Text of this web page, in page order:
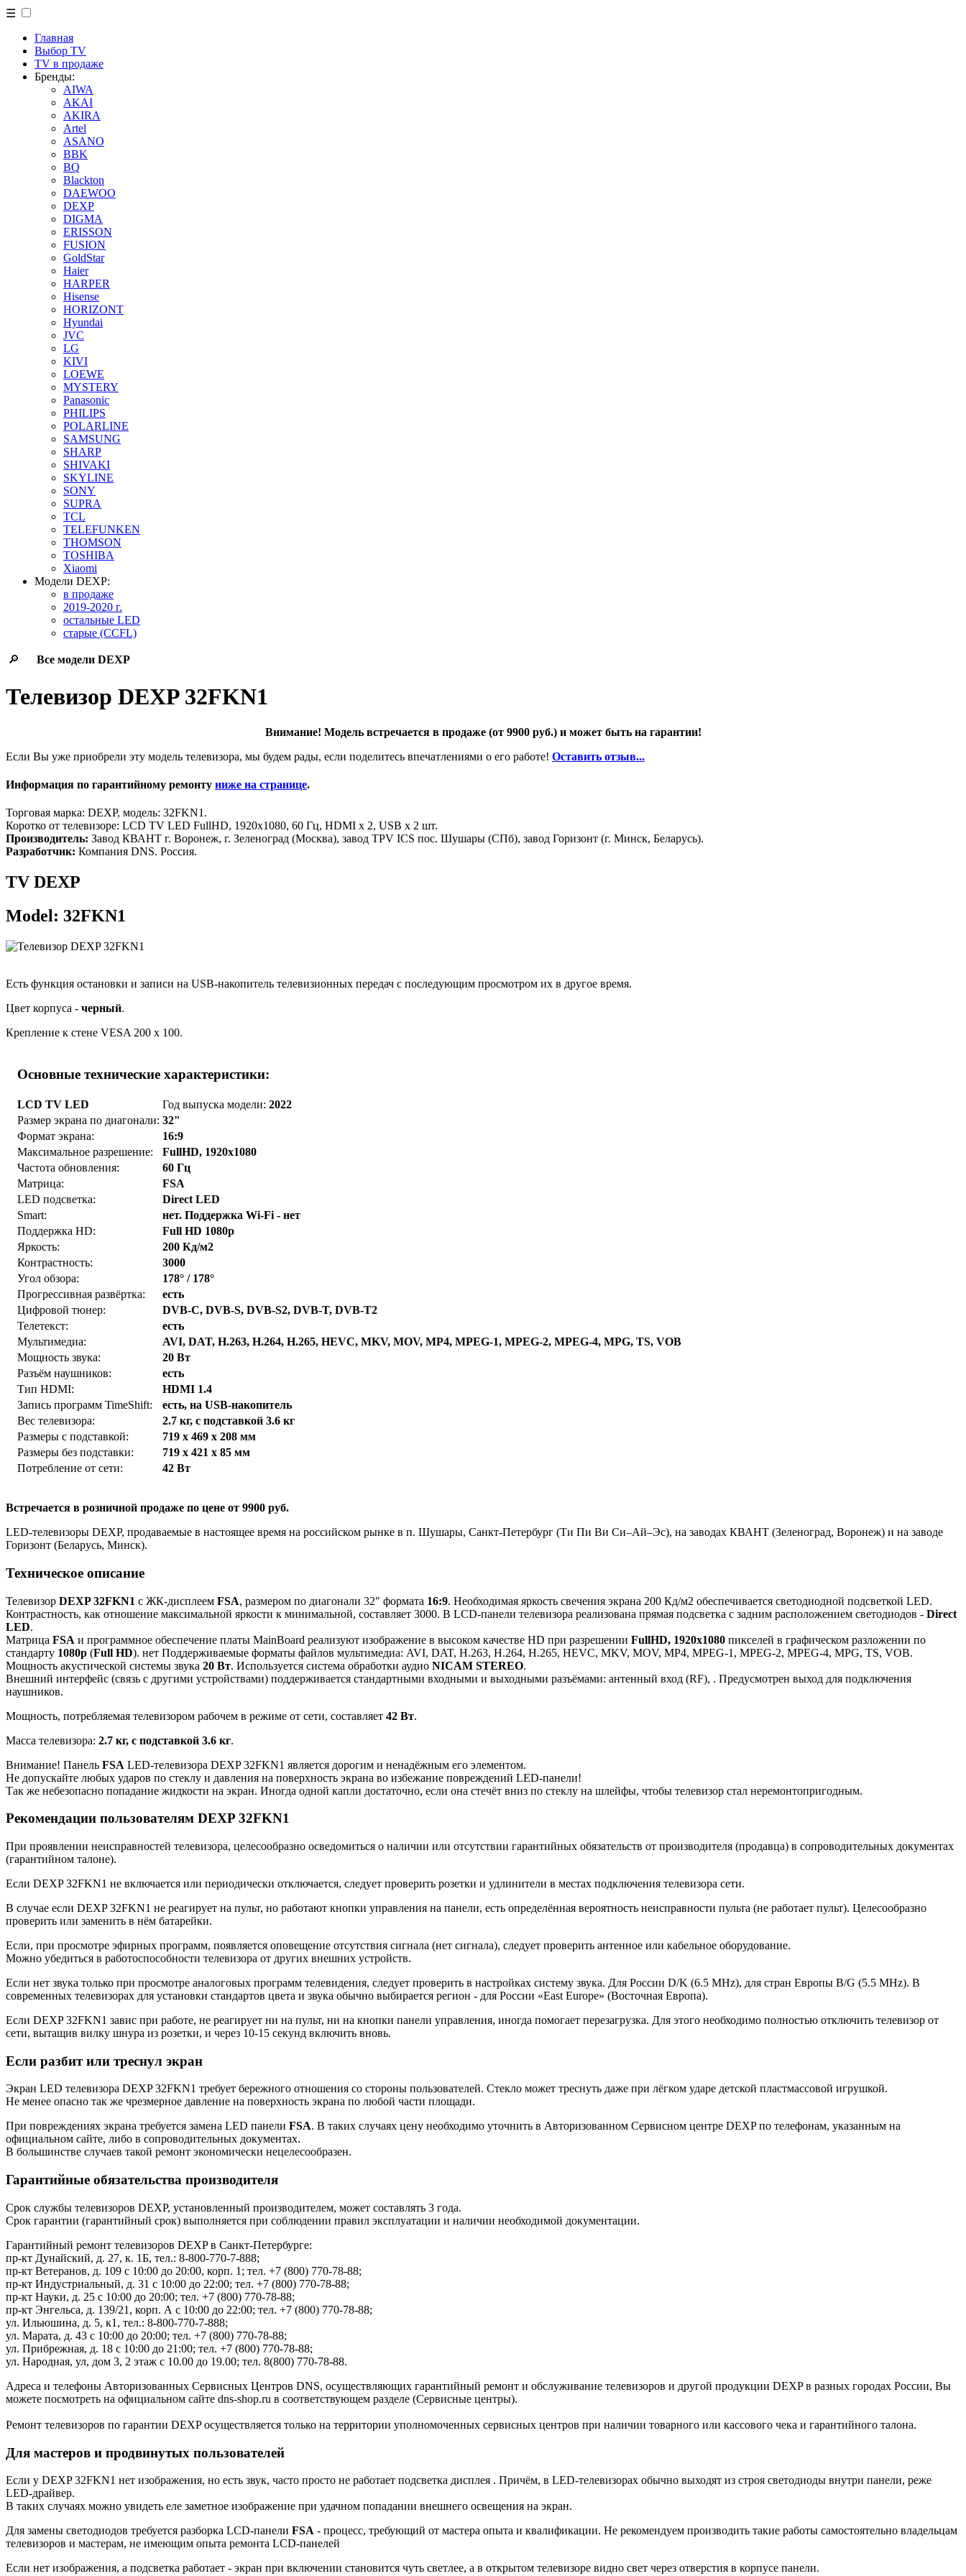
☰
Главная
Выбор TV
TV в продаже
Бренды:
AIWA
AKAI
AKIRA
Artel
ASANO
BBK
BQ
Blackton
DAEWOO
DEXP
DIGMA
ERISSON
FUSION
GoldStar
Haier
HARPER
Hisense
HORIZONT
Hyundai
JVC
LG
KIVI
LOEWE
MYSTERY
Panasonic
PHILIPS
POLARLINE
SAMSUNG
SHARP
SHIVAKI
SKYLINE
SONY
SUPRA
TCL
TELEFUNKEN
THOMSON
TOSHIBA
Xiaomi
Модели DEXP:
в продаже
2019-2020 г.
остальные LED
старые (CCFL)
🔎 Все модели DEXP
Телевизор DEXP 32FKN1
Внимание! Модель встречается в продаже (от 9900 руб.) и может быть на гарантии!
Если Вы уже приобрели эту модель телевизора, мы будем рады, если поделитесь впечатлениями о его работе! Оставить отзыв...
Информация по гарантийному ремонту ниже на странице.
Торговая марка: DEXP, модель: 32FKN1.
Коротко от телевизоре: LCD TV LED FullHD, 1920x1080, 60 Гц, HDMI х 2, USB х 2 шт.
Производитель: Завод КВАНТ г. Воронеж, г. Зеленоград (Москва), завод TPV ICS пос. Шушары (СПб), завод Горизонт (г. Минск, Беларусь).
Разработчик: Компания DNS. Россия.
TV DEXP
Model: 32FKN1
Есть функция остановки и записи на USB-накопитель телевизионных передач с последующим просмотром их в другое время.
Цвет корпуса - черный.
Крепление к стене VESA 200 x 100.
Основные технические характеристики:
LCD TV LED Год выпуска модели:2022
Размер экрана по диагонали: 32"
Формат экрана:
16:9
Максимальное разрешение:
FullHD, 1920x1080
Частота обновления:
60 Гц
Матрица:
FSA
LED подсветка:
Direct LED
Smart:
нет. Поддержка Wi-Fi - нет
Поддержка HD:
Full HD 1080p
Яркость:
200 Кд/м2
Контрастность:
3000
Угол обзора:
178° / 178°
Прогрессивная развёртка:
есть
Цифровой тюнер:
DVB-C, DVB-S, DVB-S2, DVB-T, DVB-T2
Телетекст:
есть
Мультимедиа:
AVI, DAT, H.263, H.264, H.265, HEVC, MKV, MOV, MP4, MPEG-1, MPEG-2, MPEG-4, MPG, TS, VOB
Мощность звука:
20 Вт
Разъём наушников:
есть
Тип HDMI:
HDMI 1.4
Запись программ TimeShift:
есть, на USB-накопитель
Вес телевизора:
2.7 кг, с подставкой 3.6 кг
Размеры с подставкой:
719 x 469 x 208 мм
Размеры без подставки:
719 x 421 x 85 мм
Потребление от сети:
42 Вт
Встречается в розничной продаже по цене от 9900 руб.
LED-телевизоры DEXP, продаваемые в настоящее время на российском рынке в п. Шушары, Санкт-Петербург (Ти Пи Ви Си–Ай–Эс), на заводах КВАНТ (Зеленоград, Воронеж) и на заводе
Горизонт (Беларусь, Минск).
Техническое описание
Телевизор DEXP 32FKN1 с ЖК-дисплеем FSA, размером по диагонали 32" формата 16:9. Необходимая яркость свечения экрана 200 Кд/м2 обеспечивается светодиодной подсветкой LED.
Контрастность, как отношение максимальной яркости к минимальной, составляет 3000. В LCD-панели телевизора реализована прямая подсветка с задним расположением светодиодов - Direct
LED.
Матрица FSA и программное обеспечение платы MainBoard реализуют изображение в высоком качестве HD при разрешении FullHD, 1920x1080 пикселей в графическом разложении по
стандарту 1080p (Full HD). нет Поддерживаемые форматы файлов мультимедиа: AVI, DAT, H.263, H.264, H.265, HEVC, MKV, MOV, MP4, MPEG-1, MPEG-2, MPEG-4, MPG, TS, VOB.
Мощность акустической системы звука 20 Вт. Используется система обработки аудио NICAM STEREO.
Внешний интерфейс (связь с другими устройствами) поддерживается стандартными входными и выходными разъёмами: антенный вход (RF), . Предусмотрен выход для подключения
наушников.
Мощность, потребляемая телевизором рабочем в режиме от сети, составляет 42 Вт.
Масса телевизора: 2.7 кг, с подставкой 3.6 кг.
Внимание! Панель FSA LED-телевизора DEXP 32FKN1 является дорогим и ненадёжным его элементом.
Не допускайте любых ударов по стеклу и давления на поверхность экрана во избежание повреждений LED-панели!
Так же небезопасно попадание жидкости на экран. Иногда одной капли достаточно, если она стечёт вниз по стеклу на шлейфы, чтобы телевизор стал неремонтопригодным.
Рекомендации пользователям DEXP 32FKN1
При проявлении неисправностей телевизора, целесообразно осведомиться о наличии или отсутствии гарантийных обязательств от производителя (продавца) в сопроводительных документах
(гарантийном талоне).
Если DEXP 32FKN1 не включается или периодически отключается, следует проверить розетки и удлинители в местах подключения телевизора сети.
В случае если DEXP 32FKN1 не реагирует на пульт, но работают кнопки управления на панели, есть определённая вероятность неисправности пульта (не работает пульт). Целесообразно
проверить или заменить в нём батарейки.
Если, при просмотре эфирных программ, появляется оповещение отсутствия сигнала (нет сигнала), следует проверить антенное или кабельное оборудование.
Можно убедиться в работоспособности телевизора от других внешних устройств.
Если нет звука только при просмотре аналоговых программ телевидения, следует проверить в настройках систему звука. Для России D/K (6.5 MHz), для стран Европы B/G (5.5 MHz). В
современных телевизорах для установки стандартов цвета и звука обычно выбирается регион - для России «East Europe» (Восточная Европа).
Если DEXP 32FKN1 завис при работе, не реагирует ни на пульт, ни на кнопки панели управления, иногда помогает перезагрузка. Для этого необходимо полностью отключить телевизор от
сети, вытащив вилку шнура из розетки, и через 10-15 секунд включить вновь.
Если разбит или треснул экран
Экран LED телевизора DEXP 32FKN1 требует бережного отношения со стороны пользователей. Стекло может треснуть даже при лёгком ударе детской пластмассовой игрушкой.
Не менее опасно так же чрезмерное давление на поверхность экрана по любой части площади.
При повреждениях экрана требуется замена LED панели FSA. В таких случаях цену необходимо уточнить в Авторизованном Сервисном центре DEXP по телефонам, указанным на
официальном сайте, либо в сопроводительных документах.
В большинстве случаев такой ремонт экономически нецелесообразен.
Гарантийные обязательства производителя
Срок службы телевизоров DEXP, установленный производителем, может составлять 3 года.
Срок гарантии (гарантийный срок) выполняется при соблюдении правил эксплуатации и наличии необходимой документации.
Гарантийный ремонт телевизоров DEXP в Санкт-Петербурге:
пр-кт Дунайский, д. 27, к. 1Б, тел.: 8-800-770-7-888;
пр-кт Ветеранов, д. 109 с 10:00 до 20:00, корп. 1; тел. +7 (800) 770-78-88;
пр-кт Индустриальный, д. 31 с 10:00 до 22:00; тел. +7 (800) 770-78-88;
пр-кт Науки, д. 25 с 10:00 до 20:00; тел. +7 (800) 770-78-88;
пр-кт Энгельса, д. 139/21, корп. А с 10:00 до 22:00; тел. +7 (800) 770-78-88;
ул. Ильюшина, д. 5, к1, тел.: 8-800-770-7-888;
ул. Марата, д. 43 с 10:00 до 20:00; тел. +7 (800) 770-78-88;
ул. Прибрежная, д. 18 с 10:00 до 21:00; тел. +7 (800) 770-78-88;
ул. Народная, ул, дом 3, 2 этаж с 10.00 до 19.00; тел. 8(800) 770-78-88.
Адреса и телефоны Авторизованных Сервисных Центров DNS, осуществляющих гарантийный ремонт и обслуживание телевизоров и другой продукции DEXP в разных городах России, Вы
можете посмотреть на официальном сайте dns-shop.ru в соответствующем разделе (Сервисные центры).
Ремонт телевизоров по гарантии DEXP осуществляется только на территории уполномоченных сервисных центров при наличии товарного или кассового чека и гарантийного талона.
Для мастеров и продвинутых пользователей
Если у DEXP 32FKN1 нет изображения, но есть звук, часто просто не работает подсветка дисплея . Причём, в LED-телевизорах обычно выходят из строя светодиоды внутри панели, реже
LED-драйвер.
В таких случаях можно увидеть еле заметное изображение при удачном попадании внешнего освещения на экран.
Для замены светодиодов требуется разборка LCD-панели FSA - процесс, требующий от мастера опыта и квалификации. Не рекомендуем производить такие работы самостоятельно владельцам
телевизоров и мастерам, не имеющим опыта ремонта LCD-панелей
Если нет изображения, а подсветка работает - экран при включении становится чуть светлее, а в открытом телевизоре видно свет через отверстия в корпусе панели.